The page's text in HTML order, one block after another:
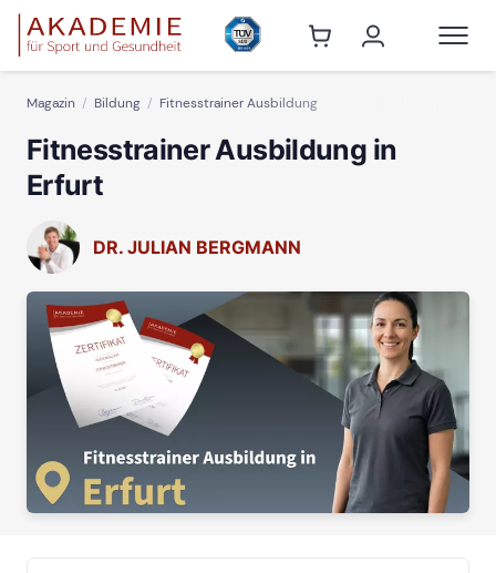
Magazin Bildung Fitnesstrainer Ausbildung
Fitnesstrainer Ausbildung in
Erfurt
DR. JULIAN BERGMANN